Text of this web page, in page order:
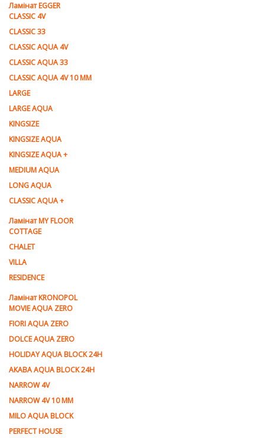
Ламiнат EGGER
CLASSIC 4V
CLASSIC 33
CLASSIC AQUA 4V
CLASSIC AQUA 33
CLASSIC AQUA 4V 10 MM
LARGE
LARGE AQUA
KINGSIZE
KINGSIZE AQUA
KINGSIZE AQUA +
MEDIUM AQUA
LONG AQUA
CLASSIC AQUA +
Ламінат MY FLOOR
COTTAGE
CHALET
VILLA
RESIDENCE
Ламiнат KRONOPOL
MOVIE AQUA ZERO
FIORI AQUA ZERO
DOLCE AQUA ZERO
HOLIDAY AQUA BLOCK 24H
AKABA AQUA BLOCK 24H
NARROW 4V
NARROW 4V 10 MM
MILO AQUA BLOCK
PERFECT HOUSE